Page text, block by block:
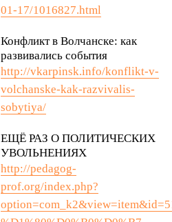
01-17/1016827.html
Конфликт в Волчанске: как
развивались события
http://vkarpinsk.info/konflikt-v-
volchanske-kak-razvivalis-
sobytiya/
ЕЩЁ РАЗ О ПОЛИТИЧЕСКИХ
УВОЛЬНЕНИЯХ
http://pedagog-
prof.org/index.php?